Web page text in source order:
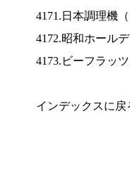
4171.日本調理機（
4172.昭和ホール
4173.ビーフラッ
インデックスに戻